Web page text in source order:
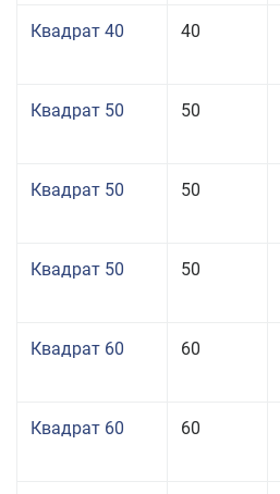
Квадрат 40 40
Квадрат 50 50
Квадрат 50 50
Квадрат 50 50
Квадрат 60 60
Квадрат 60 60